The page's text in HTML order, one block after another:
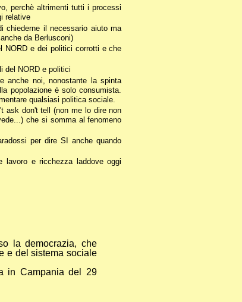
perchè altrimenti tutti i processi
relative
chiederne il necessario aiuto ma
da Berlusconi)
NORD e dei politici corrotti e che
del NORD e politici
anche noi, nonostante la spinta
popolazione è solo consumista.
qualsiasi politica sociale.
ask don't tell (non me lo dire non
che si somma al fenomeno
per dire SI anche quando
lavoro e ricchezza laddove oggi
la democrazia, che
e del sistema sociale
in Campania del 29